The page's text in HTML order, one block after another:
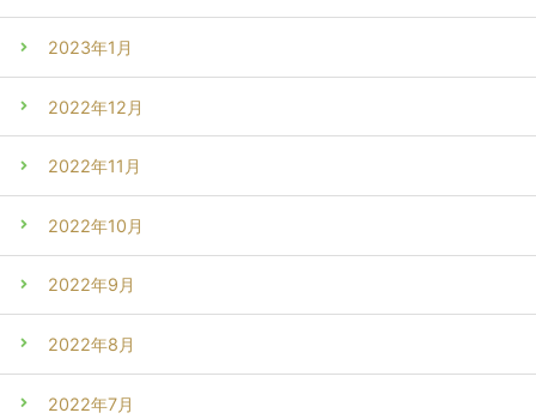
2023年1月
2022年12月
2022年11月
2022年10月
2022年9月
2022年8月
2022年7月